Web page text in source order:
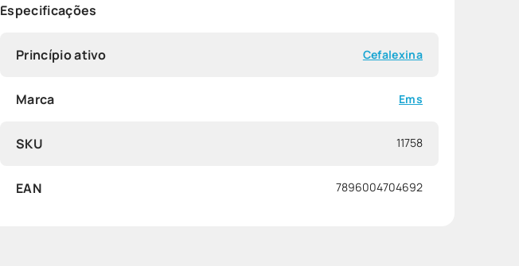
Especificações
Princípio ativo Cefalexina
Marca Ems
SKU 11758
EAN 7896004704692